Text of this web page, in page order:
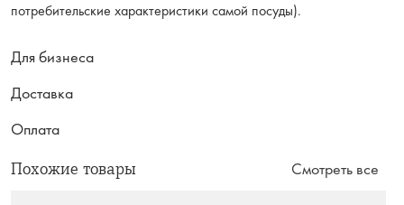
потребительские характеристики самой посуды).
Для бизнеса
Доставка
Оплата
Похожие товары Смотреть все